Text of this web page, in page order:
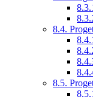
8.4.
8.5.